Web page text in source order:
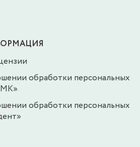
обработки персональных
обработки персональных